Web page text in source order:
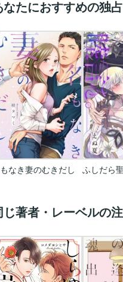
なたにおすすめの独
なき妻のむきだし
じ著者・レーベルの